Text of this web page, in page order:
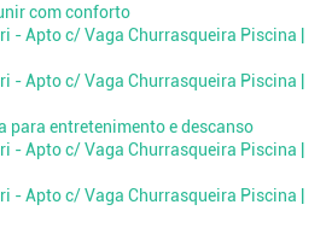
com conforto
para entretenimento e descanso